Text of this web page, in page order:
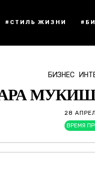
#СТИЛЬ ЖИЗНИ
БИЗНЕС
28
ВРЕМЯ